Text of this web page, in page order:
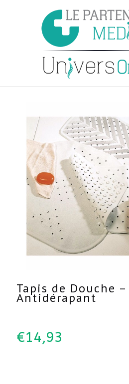
Tapis de Douche –
Antidérapant
€14,93